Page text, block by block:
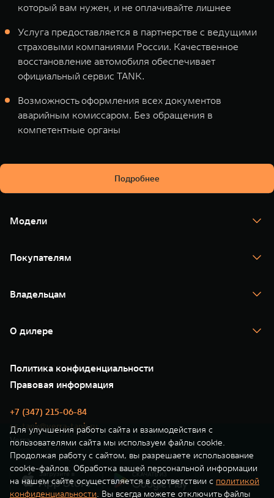
который вам нужен, и не оплачивайте лишнее
Услуга предоставляется в партнерстве с ведущими
страховыми компаниями России. Качественное
восстановление автомобиля обеспечивает
официальный сервис TANK.
Возможность оформления всех документов
аварийным комиссаром. Без обращения в
компетентные органы
Подробнее
Модели
TANK 400
TANK 500
Покупателям
Тест-драйв
TANK Финансы
Корпоративным клиентам
Зарядные станции
Владельцам
Помощь на дороге
Новые цифровые сервисы TANK
Сервис
Нулевое ТО
Моторные масла
О дилере
35 лет GWM
GWM ТЕХ ДЕНЬ
Новости
Политика конфиденциальности
Правовая информация
+7 (347) 215-06-84
cs-tank@verra-tank.ru
Verra
Для улучшения работы сайта и взаимодействия с
пользователями сайта мы используем файлы cookie.
Продолжая работу с сайтом, вы разрешаете использование
cookie-файлов. Обработка вашей персональной информации
на нашем сайте осуществляется в соответствии с политикой
конфиденциальности. Вы всегда можете отключить файлы